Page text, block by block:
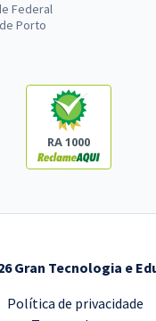
Federal
Porto
RA 1000
Gran Tecnologia e
Política de privacidade